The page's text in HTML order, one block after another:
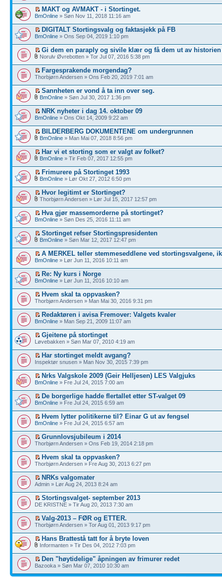
MAKT og AVMAKT - i Stortinget.
BmOnline » Søn Nov 11, 2018 11:16 am
DIGITALT Stortingsvalg og faktasjekk på FB
BmOnline » Ons Sep 04, 2019 1:10 pm
Gi dem en paraply og sivile klær og få dem ut av historien
Norulv Øvrebotten » Tor Jul 07, 2016 5:38 pm
Fargesprakende morgendag?
Thorbjørn Andersen » Ons Feb 20, 2019 7:01 am
Sannheten er vond å ta inn over seg.
BmOnline » Søn Jul 30, 2017 1:36 pm
NRK nyheter i dag 14. oktober 09
BmOnline » Ons Okt 14, 2009 9:22 am
BILDERBERG DOKUMENTENE om undergrunnen
BmOnline » Man Mai 07, 2018 8:56 pm
Har vi et storting som er valgt av folket?
BmOnline » Tir Feb 07, 2017 12:55 pm
Frimurere på Stortinget 1993
BmOnline » Lør Okt 27, 2012 6:50 pm
Hvor legitimt er Stortinget?
Thorbjørn Andersen » Lør Jul 15, 2017 12:57 pm
Hva gjør massemorderne på stortinget?
BmOnline » Søn Des 25, 2016 11:11 am
Stortinget refser Stortingspresidenten
BmOnline » Søn Mar 12, 2017 12:47 pm
A MERKEL teller stemmeseddlene ved stortingsvalgene,
BmOnline » Lør Jun 11, 2016 10:11 am
Re: Ny kurs i Norge
BmOnline » Lør Jun 11, 2016 10:10 am
Hvem skal ta oppvasken?
Thorbjørn Andersen » Man Mai 30, 2016 9:31 pm
Redaktøren i avisa Fremover: Valgets kvaler
BmOnline » Man Sep 21, 2009 11:07 am
Gjeitene på stortinget
Løvebakken » Søn Mar 07, 2010 4:19 am
Har stortinget meldt avgang?
Inspektør snusen » Man Nov 30, 2015 7:39 pm
Nrks Valgskole 2009 (Geir Helljesen) LES Valgjuks
BmOnline » Fre Jul 24, 2015 7:00 am
De borgerlige hadde flertallet etter ST-valget 09
BmOnline » Fre Jul 24, 2015 6:59 am
Hvem lytter politikerne til? Einar G ut av fengsel
BmOnline » Fre Jul 24, 2015 6:57 am
Grunnlovsjubileum i 2014
Thorbjørn Andersen » Ons Feb 19, 2014 2:18 pm
Hvem skal ta oppvasken?
Thorbjørn Andersen » Fre Aug 30, 2013 6:27 pm
NRKs valgomater
Admin » Lør Aug 24, 2013 8:24 am
Stortingsvalget- september 2013
DE KRISTNE » Tir Aug 20, 2013 7:30 am
Valg-2013 – FØR og ETTER.
Thorbjørn Andersen » Tor Aug 01, 2013 9:17 pm
Hans Brattestå tatt for å bryte loven
Informanten » Tir Des 04, 2012 7:03 pm
Den "høytidelige" åpningen av frimurer redet
Bazooka » Søn Mar 07, 2010 10:30 am